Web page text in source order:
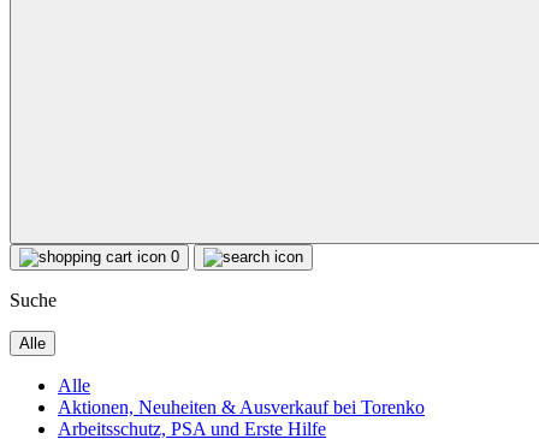
0
Suche
Alle
Alle
Aktionen, Neuheiten & Ausverkauf bei Torenko
Arbeitsschutz, PSA und Erste Hilfe